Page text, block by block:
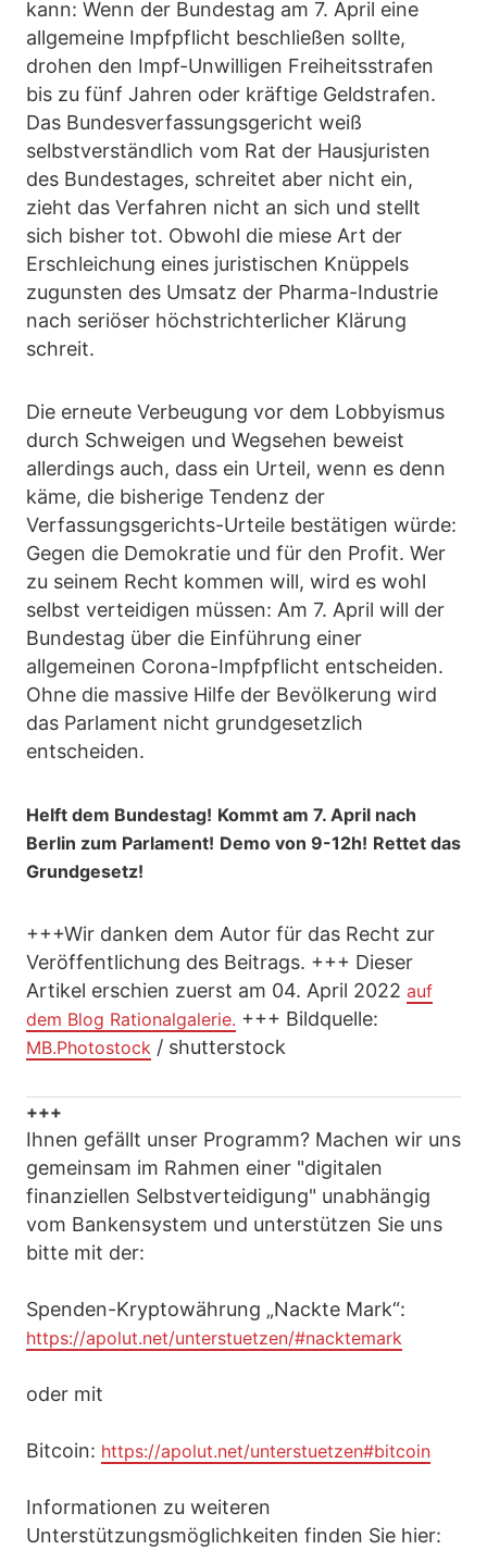
kann: Wenn der Bundestag am 7. April eine
allgemeine Impfpflicht beschließen sollte,
drohen den Impf-Unwilligen Freiheitsstrafen
bis zu fünf Jahren oder kräftige Geldstrafen.
Das Bundesverfassungsgericht weiß
selbstverständlich vom Rat der Hausjuristen
des Bundestages, schreitet aber nicht ein,
zieht das Verfahren nicht an sich und stellt
sich bisher tot. Obwohl die miese Art der
Erschleichung eines juristischen Knüppels
zugunsten des Umsatz der Pharma-Industrie
nach seriöser höchstrichterlicher Klärung
schreit.
Die erneute Verbeugung vor dem Lobbyismus
durch Schweigen und Wegsehen beweist
allerdings auch, dass ein Urteil, wenn es denn
käme, die bisherige Tendenz der
Verfassungsgerichts-Urteile bestätigen würde:
Gegen die Demokratie und für den Profit. Wer
zu seinem Recht kommen will, wird es wohl
selbst verteidigen müssen: Am 7. April will der
Bundestag über die Einführung einer
allgemeinen Corona-Impfpflicht entscheiden.
Ohne die massive Hilfe der Bevölkerung wird
das Parlament nicht grundgesetzlich
entscheiden.
Helft dem Bundestag! Kommt am 7. April nach
Berlin zum Parlament! Demo von 9-12h! Rettet das
Grundgesetz!
+++Wir danken dem Autor für das Recht zur
Veröffentlichung des Beitrags. +++ Dieser
Artikel erschien zuerst am 04. April 2022 auf
dem Blog Rationalgalerie. +++ Bildquelle:
MB.Photostock / shutterstock
+++
Ihnen gefällt unser Programm? Machen wir uns
gemeinsam im Rahmen einer "digitalen
finanziellen Selbstverteidigung" unabhängig
vom Bankensystem und unterstützen Sie uns
bitte mit der:
Spenden-Kryptowährung „Nackte Mark“:
https://apolut.net/unterstuetzen/#nacktemark
oder mit
Bitcoin: https://apolut.net/unterstuetzen#bitcoin
Informationen zu weiteren
Unterstützungsmöglichkeiten finden Sie hier: